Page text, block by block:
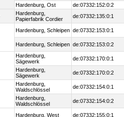
Hardenburg, Ost
de:07332:152:0:2
Hardenburg,
Papierfabrik Cordier
de:07332:135:0:1
Hardenburg, Schleipen de:07332:153:0:1
Hardenburg, Schleipen de:07332:153:0:2
Hardenburg,
Sägewerk
de:07332:170:0:1
Hardenburg,
Sägewerk
de:07332:170:0:2
Hardenburg,
Waldschlössel
de:07332:154:0:1
Hardenburg,
Waldschlössel
de:07332:154:0:2
Hardenburg, West
de:07332:155:0:1